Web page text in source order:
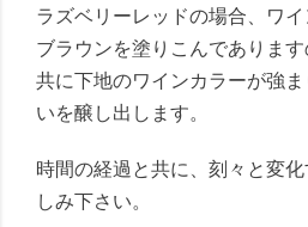
ラズベリーレッドの場合、ワ
ブラウンを塗りこんでありま
共に下地のワインカラーが強
いを醸し出します。
時間の経過と共に、刻々と変
しみ下さい。